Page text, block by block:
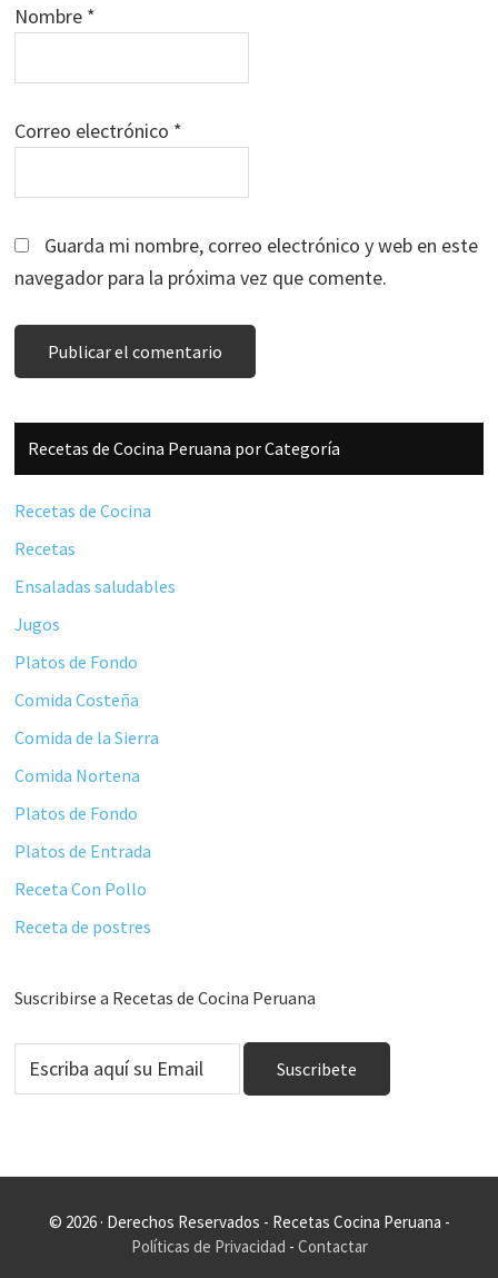
Nombre *
Correo electrónico *
Guarda mi nombre, correo electrónico y web en este
navegador para la próxima vez que comente.
Barra
lateral
principal
Recetas de Cocina Peruana por Categoría
Recetas de Cocina
Recetas
Ensaladas saludables
Jugos
Platos de Fondo
Comida Costeña
Comida de la Sierra
Comida Nortena
Platos de Fondo
Platos de Entrada
Receta Con Pollo
Receta de postres
Suscribirse a Recetas de Cocina Peruana
© 2026 · Derechos Reservados - Recetas Cocina Peruana -
Políticas de Privacidad - Contactar